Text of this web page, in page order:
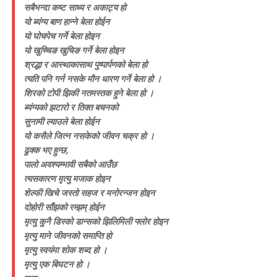
सबैभन्दा कष्ट साध्य र अकाट्य हो
यो ब्यंग्य बाण हान्ने बेला होईन
यो घोचपेच गर्ने बेला होइन
यो खुच्चिङ खुचिङ गर्ने बेला होइन
श्रद्धा र आस्थाकासाथ पुष्पार्पणको बेला हो
त्यति पनि गर्न नसके मौन धारण गर्ने बेला हो ।
शिरको टोपी झिकी नतमस्तक हुने बेला हो ।
ब्यंग्यको झटारो र तिक्त बचनको
सुनामी ल्याउले बेला होईन
यो कसैले जित्न नसकेको जीवन चक्र हो ।
ढुक्क भए हुन्छ,
पालो अवश्यम्भावी सबैको आउँछ
त्यसकारण मृत्यु मजाक होइन
शेल्फी खिचे जस्तो सहज र मनोरन्जन होइन
दोहोरी साँझको रम्झम् होईन
मृत्यु कुनै डिस्को डान्सको झिलिमिली फ्लोर होइन
मृत्यु माने जीवनको समाप्ति हो
मृत्यु स्वयंमा शोक शब्द हो ।
मृत्यु एक बिघटन हो ।